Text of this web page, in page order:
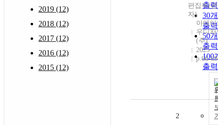
2019 (12)
2018 (12)
2017 (12)
2016 (12)
2015 (12)
출력
30
출력
50
출력
100
출력
편집부(
자)
아에이
우디자
(주)
2025
p.66-69
2